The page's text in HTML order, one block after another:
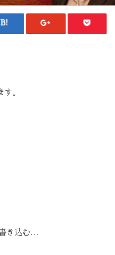
。
き込む…